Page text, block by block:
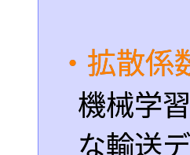
・拡散係
機械学
な輸送